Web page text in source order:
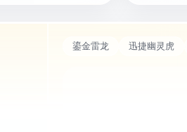
鎏金雷龙 迅捷幽灵虎